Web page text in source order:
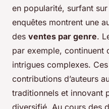
en popularité, surfant
enquêtes montrent une
des ventes par genre.
par exemple, continuent
intrigues complexes.
contributions d’auteurs
traditionnels et innovant